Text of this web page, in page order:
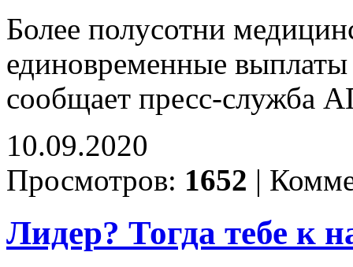
Более полусотни
единовременные
сообщает пресс-служба
10.09.2020
Просмотров: 1652 |
Лидер? Тогда тебе к